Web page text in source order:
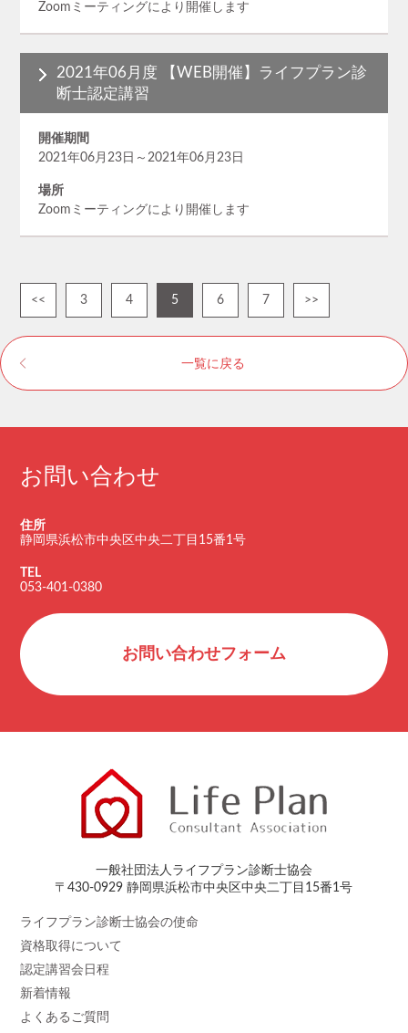
Zoomミーティングにより開催します
2021年06月度 【WEB開催】ライフプラン診
断士認定講習
開催期間
2021年06月23日～2021年06月23日
場所
Zoomミーティングにより開催します
<< 3 4 5 6 7 >>
一覧に戻る
お問い合わせ
住所
静岡県浜松市中央区中央二丁目15番1号
TEL
053-401-0380
お問い合わせフォーム
一般社団法人ライフプラン診断士協会
〒430-0929 静岡県浜松市中央区中央二丁目15番1号
ライフプラン診断士協会の使命
資格取得について
認定講習会日程
新着情報
よくあるご質問